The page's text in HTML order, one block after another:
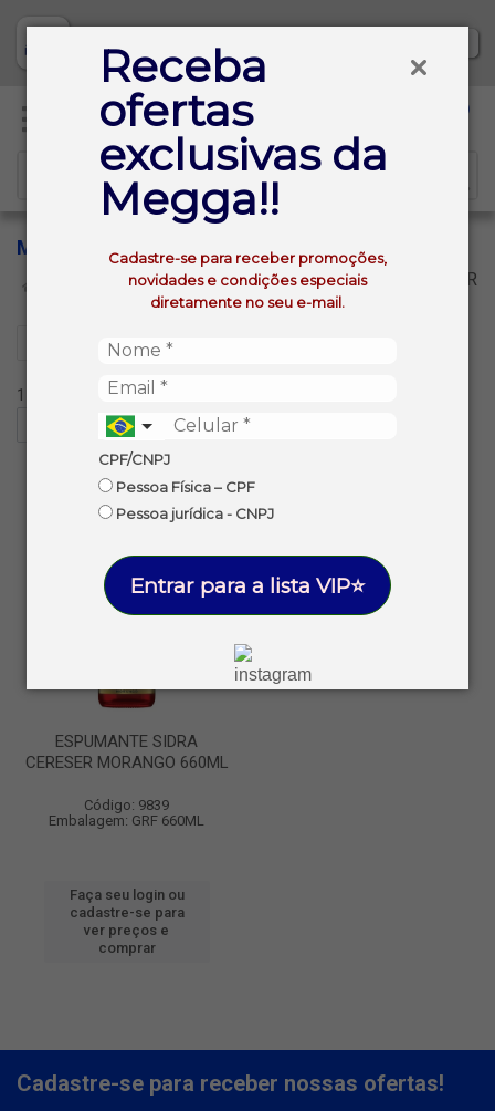
Receba
ofertas
exclusivas da
Megga!!
Cadastre-se para receber promoções,
novidades e condições especiais
diretamente no seu e-mail.
CPF/CNPJ
Pessoa Física – CPF
Pessoa jurídica - CNPJ
Entrar para a lista VIP⭐
MORANGO
VOLTAR
SIDRA MORANGO
1 produtos ordenados por:
ESPUMANTE SIDRA
CERESER MORANGO 660ML
Código: 9839
Embalagem: GRF 660ML
Faça seu login ou
cadastre-se para
ver preços e
comprar
Cadastre-se para receber nossas ofertas!